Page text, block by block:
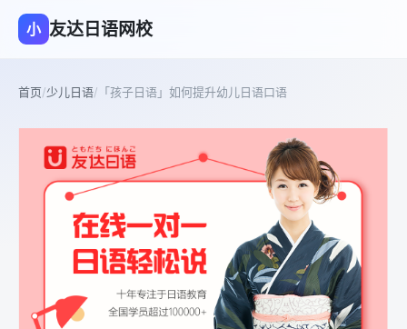
小 友达日语网校
首页/少儿日语/ 「孩子日语」如何提升幼儿日语口语